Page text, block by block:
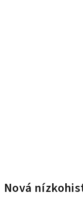
Nová